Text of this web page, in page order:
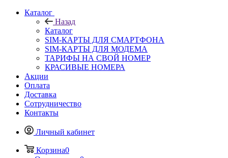
Каталог
Назад
Каталог
SIM-КАРТЫ ДЛЯ СМАРТФОНА
SIM-КАРТЫ ДЛЯ МОДЕМА
ТАРИФЫ НА СВОЙ НОМЕР
КРАСИВЫЕ НОМЕРА
Акции
Оплата
Доставка
Сотрудничество
Контакты
Личный кабинет
Корзина0